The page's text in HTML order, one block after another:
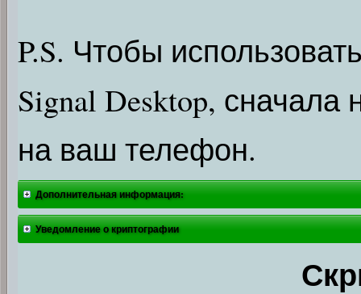
P.S. Чтобы
Signal Desktop, сначала
на ваш телефон.
Дополнительная информация:
Уведомление о криптографии